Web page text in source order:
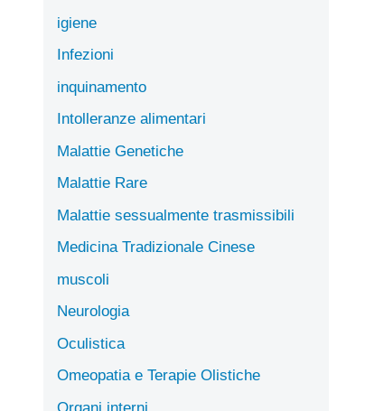
igiene
Infezioni
inquinamento
Intolleranze alimentari
Malattie Genetiche
Malattie Rare
Malattie sessualmente trasmissibili
Medicina Tradizionale Cinese
muscoli
Neurologia
Oculistica
Omeopatia e Terapie Olistiche
Organi interni